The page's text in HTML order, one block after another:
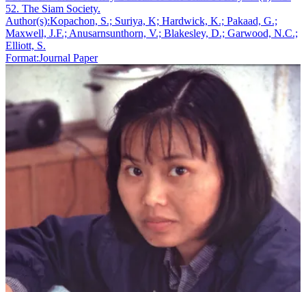
52. The Siam Society.
Author(s):Kopachon, S.; Suriya, K; Hardwick, K.; Pakaad, G.;
Maxwell, J.F.; Anusarnsunthorn, V.; Blakesley, D.; Garwood, N.C.;
Elliott, S.
Format:Journal Paper